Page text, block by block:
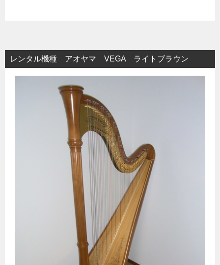
レンタル機種 アオヤマ VEGA ライトブラウン